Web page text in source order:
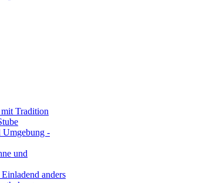
mit Tradition
Umgebung -
und
anders